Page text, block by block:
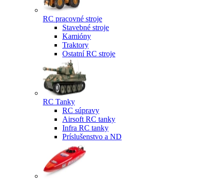
RC pracovné stroje
Stavebné stroje
Kamióny
Traktory
Ostatní RC stroje
RC Tanky
RC súpravy
Airsoft RC tanky
Infra RC tanky
Príslušenstvo a ND